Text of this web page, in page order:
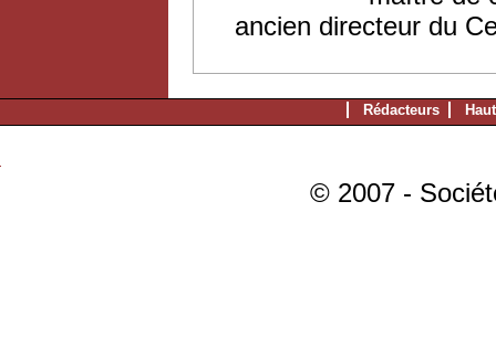
ancien directeur du
Rédacteurs
© 2007 -